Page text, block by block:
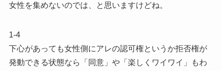
女性を集めないのでは、と思いますけどね。
1-4
下心があっても女性側にアレの認可権というか拒否権が
発動できる状態なら「同意」や「楽しくワイワイ」もわ